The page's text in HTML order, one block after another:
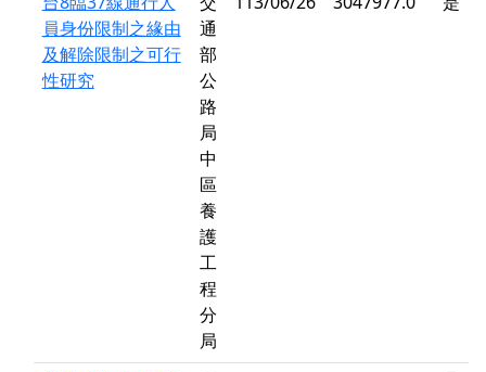
員身份限制之緣由
及解除限制之可行
性研究
通
部
公
路
局
中
區
養
護
工
程
分
局